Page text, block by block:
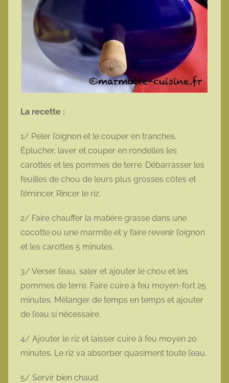
La recette :
1/ Peler l’oignon et le couper en tranches.
Éplucher, laver et couper en rondelles les
carottes et les pommes de terre. Débarrasser les
feuilles de chou de leurs plus grosses côtes et
l’émincer. Rincer le riz.
2/ Faire chauffer la matière grasse dans une
cocotte ou une marmite et y faire revenir l’oignon
et les carottes 5 minutes.
3/ Verser l’eau, saler et ajouter le chou et les
pommes de terre. Faire cuire à feu moyen-fort 25
minutes. Mélanger de temps en temps et ajouter
de l’eau si nécessaire.
4/ Ajouter le riz et laisser cuire à feu moyen 20
minutes. Le riz va absorber quasiment toute l’eau.
5/ Servir bien chaud.